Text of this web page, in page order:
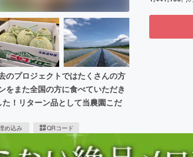
のプロジェクトではたくさんの方
をまた全国の方に食べていただき
！リターン品として当農園こだ
め込み QRコード